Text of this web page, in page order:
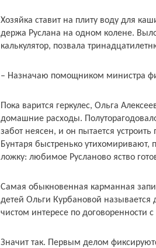
Хозяйка ставит на плиту воду для
держа Руслана на одном колене.
калькулятор, позвала
– Назначаю помощником министра
Пока варится геркулес, Ольга
домашние расходы.
забот неясен, и он пытается
Бунтаря быстренько
ложку: любимое Русланово яство
Самая обыкновенная карманная
детей Ольги Курбановой называется
чистом интересе по договоренности с
Значит так. Первым делом